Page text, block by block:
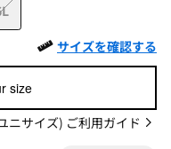
サイズを確認する
size
ニサイズ) ご利用ガイド